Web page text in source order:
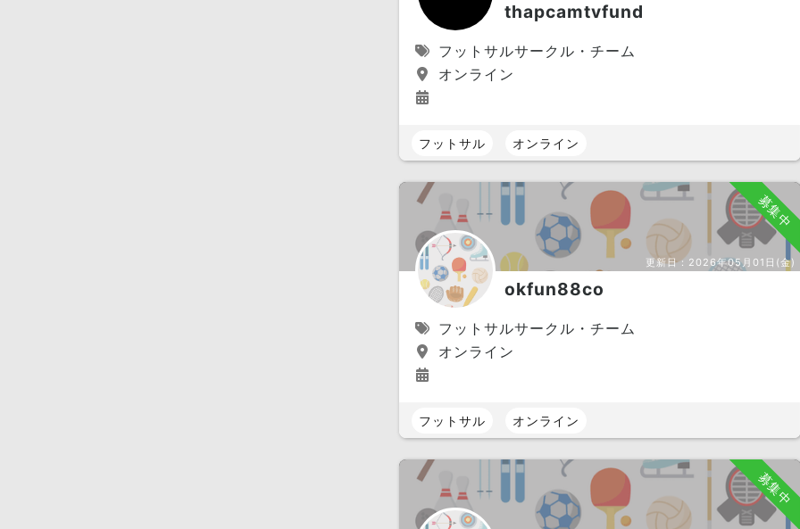
thapcamtvfund
フットサルサークル・チーム
オンライン
フットサル オンライン
募集中
更新日： 2026年05月01日(金)
okfun88co
フットサルサークル・チーム
オンライン
フットサル オンライン
募集中